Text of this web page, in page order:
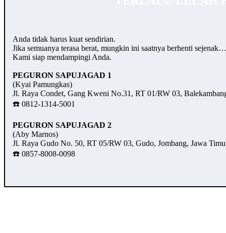
Anda tidak harus kuat sendirian.
Jika semuanya terasa berat, mungkin ini saatnya berhenti
Kami siap mendampingi Anda.
PEGURON SAPUJAGAD 1
(Kyai Pamungkas)
Jl. Raya Condet, Gang Kweni No.31, RT 01/RW 03,
☎️ 0812-1314-5001
PEGURON SAPUJAGAD 2
(Aby Marnos)
Jl. Raya Gudo No. 50, RT 05/RW 03, Gudo, Jombang, Jawa
☎️ 0857-8008-0098